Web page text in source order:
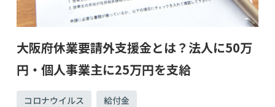
大阪府休業要請外支援金とは？法人に50万
円・個人事業主に25万円を支給
コロナウイルス 給付金